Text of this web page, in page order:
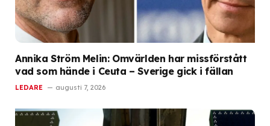
Annika Ström Melin: Omvärlden har missförstått
vad som hände i Ceuta – Sverige gick i fällan
LEDARE augusti 7, 2026